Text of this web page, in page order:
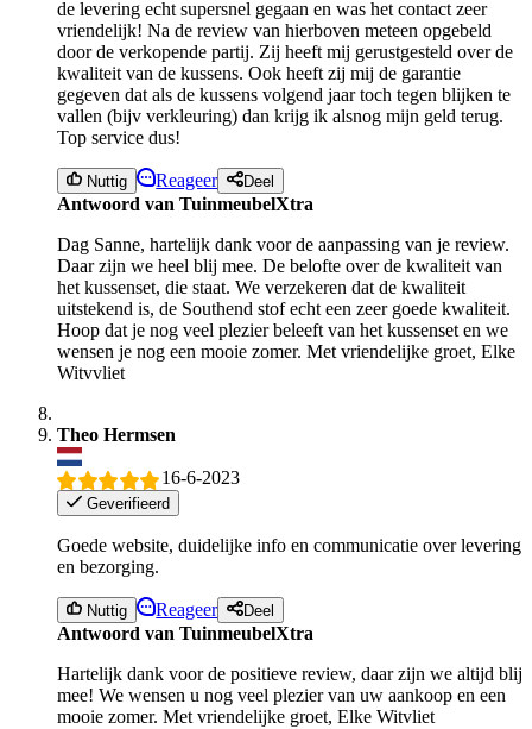
de levering echt supersnel gegaan en was het contact zeer
vriendelijk! Na de review van hierboven meteen opgebeld
door de verkopende partij. Zij heeft mij gerustgesteld over de
kwaliteit van de kussens. Ook heeft zij mij de garantie
gegeven dat als de kussens volgend jaar toch tegen blijken te
vallen (bijv verkleuring) dan krijg ik alsnog mijn geld terug.
Top service dus!
Nuttig Reageer Deel
Antwoord van TuinmeubelXtra
Dag Sanne, hartelijk dank voor de aanpassing van je review.
Daar zijn we heel blij mee. De belofte over de kwaliteit van
het kussenset, die staat. We verzekeren dat de kwaliteit
uitstekend is, de Southend stof echt een zeer goede kwaliteit.
Hoop dat je nog veel plezier beleeft van het kussenset en we
wensen je nog een mooie zomer. Met vriendelijke groet, Elke
Witvvliet
Theo Hermsen
16-6-2023
Geverifieerd
Goede website, duidelijke info en communicatie over levering
en bezorging.
Nuttig Reageer Deel
Antwoord van TuinmeubelXtra
Hartelijk dank voor de positieve review, daar zijn we altijd blij
mee! We wensen u nog veel plezier van uw aankoop en een
mooie zomer. Met vriendelijke groet, Elke Witvliet